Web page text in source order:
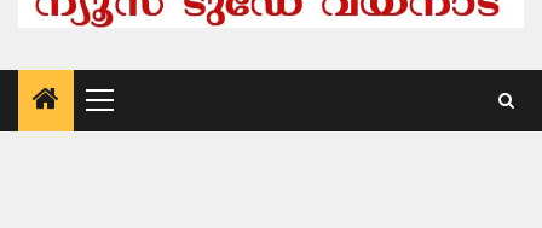
Primary
Menu